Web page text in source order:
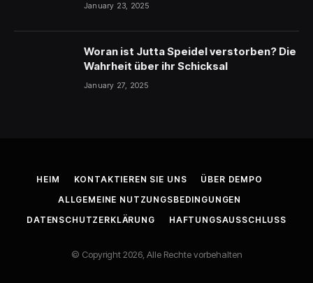
January 23, 2025
Woran ist Jutta Speidel verstorben? Die
Wahrheit über ihr Schicksal
January 27, 2025
HEIM KONTAKTIEREN SIE UNS
ÜBER DEMPO
ALLGEMEINE NUTZUNGSBEDINGUNGEN
DATENSCHUTZERKLÄRUNG
HAFTUNGSAUSSCHLUSS
© Copyright 2026, Alle Rechte vorbehalten